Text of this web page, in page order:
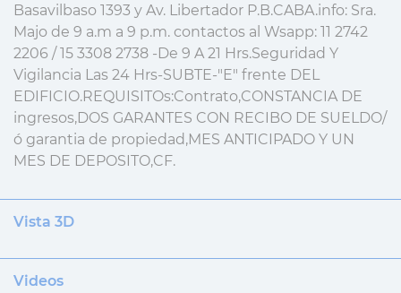
Basavilbaso 1393 y Av. Libertador P.B.CABA.info: Sra.
Majo de 9 a.m a 9 p.m. contactos al Wsapp: 11 2742
2206 / 15 3308 2738 -De 9 A 21 Hrs.Seguridad Y
Vigilancia Las 24 Hrs-SUBTE-"E" frente DEL
EDIFICIO.REQUISITOs:Contrato,CONSTANCIA DE
ingresos,DOS GARANTES CON RECIBO DE SUELDO/
ó garantia de propiedad,MES ANTICIPADO Y UN
MES DE DEPOSITO,CF.
Vista 3D
Videos